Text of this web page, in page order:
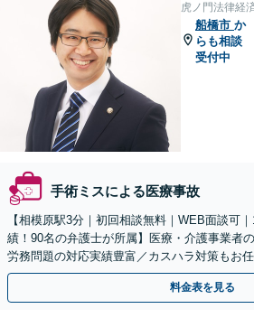
虎ノ門法律経
船橋市 か
らも相談
受付中
手術ミスによる医療事故
【相模原駅3分｜初回相談無料｜WEB面談可
績！90名の弁護士が所属】医療・介護事業者
労務問題の対応実績豊富／カスハラ対策もお
／忙しい方にも安心の柔軟なサポート体制】
料金表を見る